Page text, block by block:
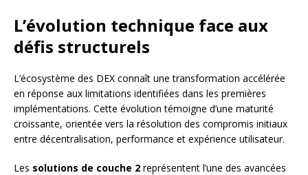
L’évolution technique face aux
défis structurels
L’écosystème des DEX connaît une transformation accélérée
en réponse aux limitations identifiées dans les premières
implémentations. Cette évolution témoigne d’une maturité
croissante, orientée vers la résolution des compromis initiaux
entre décentralisation, performance et expérience utilisateur.
Les solutions de couche 2 représentent l’une des avancées